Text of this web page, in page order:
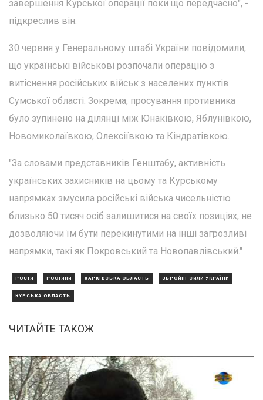
завершення Курської операції поки що передчасно", -
підкреслив він.
30 червня у Генеральному штабі України повідомили,
що українські військові розпочали операцію з
витіснення російських військ з населених пунктів
Сумської області. Зокрема, просування противника
було зупинено на ділянці між Юнаківкою, Яблунівкою,
Новомиколаївкою, Олексіївкою та Кіндратівкою.
"За словами представників Генштабу, активність
українських захисників на цьому та Курському
напрямках змусила російські війська чисельністю
близько 50 тисяч осіб залишитися на своїх позиціях, не
дозволяючи їм бути перекинутими на інші загрозливі
напрямки, такі як Покровський та Новопавлівський."
РОСІЯ РОСІЯНИ ХАРКІВСЬКА ОБЛАСТЬ ЗБРОЙНІ СИЛИ УКРАЇНИ
КУРСЬКА ОБЛАСТЬ
ЧИТАЙТЕ ТАКОЖ